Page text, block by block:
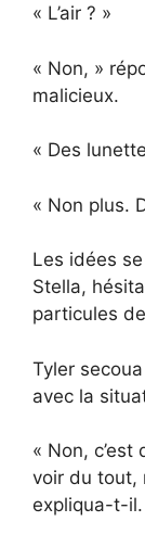
« L’air ? »
« Non, »
malicieux.
« Des
« Non plus.
Les idées
Stella,
particules
Tyler
avec la
« Non,
voir du tout,
expliqua-t-il.